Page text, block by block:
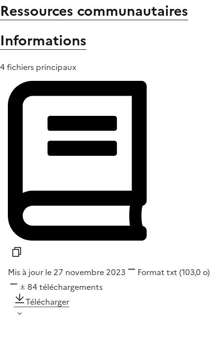
Ressources communautaires
Informations
4 fichiers principaux
Mis à jour le 27 novembre 2023 Format txt (103,0 o)
84 téléchargements
Télécharger